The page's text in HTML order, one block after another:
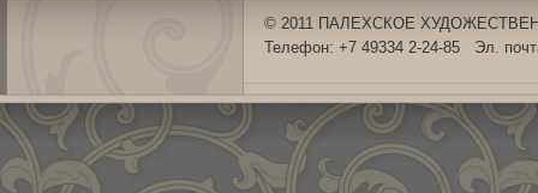
© 2011 ПАЛЕХСКОЕ
Телефон: +7 49334 2-24-85 Эл.